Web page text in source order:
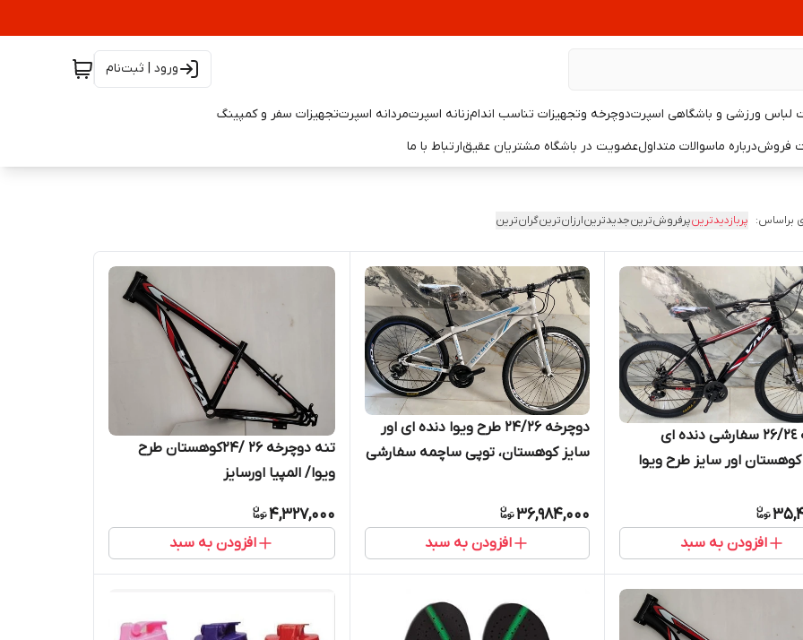
ورود | ثبت‌نام
لباس ورزشی و باشگاهی اسپرتدوچرخه وتجهیزات تناسب اندامزنانه اسپرتمردانه اسپرتتجهیزات سفر و کمپینگ
فروشدرباره ماسوالات متداولعضویت در باشگاه مشتریان عقیقارتباط با ما
براساس: پربازدیدترینپرفروش‌ترینجدیدترینارزان‌ترینگران‌ترین
دوچرخه ۲۶/٢٤ سفارشی دنده ای
اور سایز طرح ویوا
افزودن به سبد
دوچرخه 24/26 طرح ویوا دنده ای اور
سایز کوهستان، توپی ساچمه سفارشی
36,984,000
افزودن به سبد
تنه دوچرخه ۲۶ /۲۴کوهستان طرح
ویوا/ المپیا اورسایز
4,327,000
افزودن به سبد